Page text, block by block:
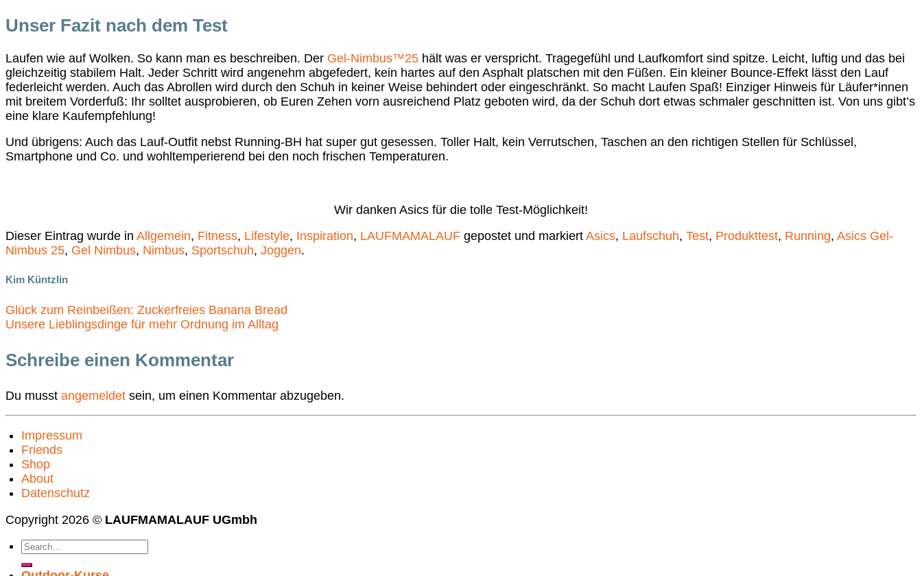
Unser Fazit nach dem Test
Laufen wie auf Wolken. So kann man es beschreiben. Der Gel-Nimbus™25 hält was er verspricht. Tragegefühl und Laufkomfort sind spitze. Leicht, luftig und das bei
gleichzeitig stabilem Halt. Jeder Schritt wird angenehm abgefedert, kein hartes auf den Asphalt platschen mit den Füßen. Ein kleiner Bounce-Effekt lässt den Lauf
federleicht werden. Auch das Abrollen wird durch den Schuh in keiner Weise behindert oder eingeschränkt. So macht Laufen Spaß! Einziger Hinweis für Läufer*innen
mit breitem Vorderfuß: Ihr solltet ausprobieren, ob Euren Zehen vorn ausreichend Platz geboten wird, da der Schuh dort etwas schmaler geschnitten ist. Von uns gibt’s
eine klare Kaufempfehlung!
Und übrigens: Auch das Lauf-Outfit nebst Running-BH hat super gut gesessen. Toller Halt, kein Verrutschen, Taschen an den richtigen Stellen für Schlüssel,
Smartphone und Co. und wohltemperierend bei den noch frischen Temperaturen.
Wir danken Asics für die tolle Test-Möglichkeit!
Dieser Eintrag wurde in Allgemein, Fitness, Lifestyle, Inspiration, LAUFMAMALAUF gepostet und markiert Asics, Laufschuh, Test, Produkttest, Running, Asics Gel-
Nimbus 25, Gel Nimbus, Nimbus, Sportschuh, Joggen.
Kim Küntzlin
Glück zum Reinbeißen: Zuckerfreies Banana Bread
Unsere Lieblingsdinge für mehr Ordnung im Alltag
Schreibe einen Kommentar
Du musst angemeldet sein, um einen Kommentar abzugeben.
Impressum
Friends
Shop
About
Datenschutz
Copyright 2026 © LAUFMAMALAUF UGmbh